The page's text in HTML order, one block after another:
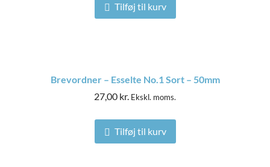
Tilføj til kurv
Brevordner – Esselte No.1 Sort – 50mm
27,00 kr. Ekskl. moms.
Tilføj til kurv